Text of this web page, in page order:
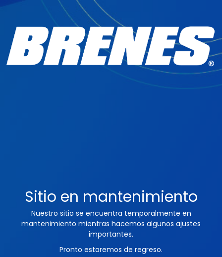
Sitio en mantenimiento
Nuestro sitio se encuentra temporalmente en
mantenimiento mientras hacemos algunos ajustes
importantes.
Pronto estaremos de regreso.